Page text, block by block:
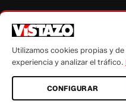
autorización escrita de su titular, de
Utilizamos cookies propias y
experiencia y analizar el tráfico.
CONFIGURAR